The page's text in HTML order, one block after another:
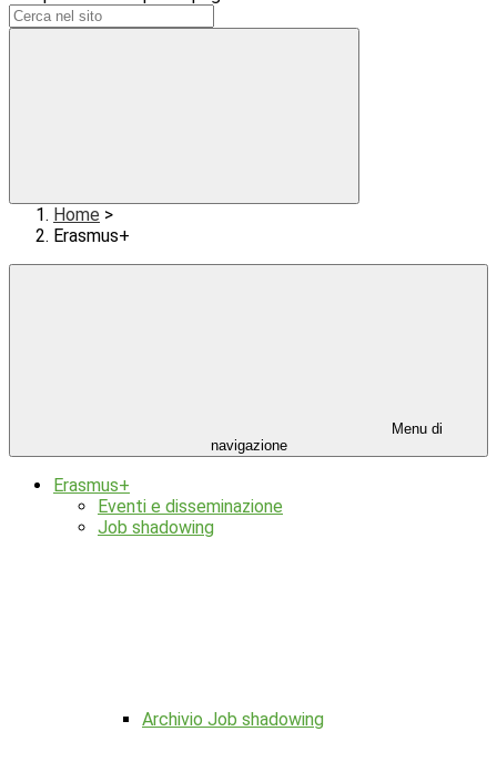
Home >
Erasmus+
Menu di
navigazione
Erasmus+
Eventi e disseminazione
Job shadowing
Archivio Job shadowing